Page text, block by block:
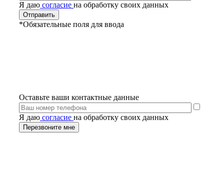
Я даю согласие на обработку своих данных
*Обязательные поля для ввода
Оставьте ваши контактные данные
Я даю согласие на обработку своих данных